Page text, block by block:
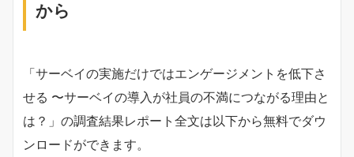
から
「サーベイの実施だけではエンゲージメントを低下さ
せる 〜サーベイの導入が社員の不満につながる理由と
は？」の調査結果レポート全文は以下から無料でダウ
ンロードができます。